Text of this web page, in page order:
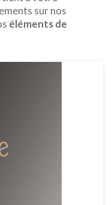
sur nos
éléments de